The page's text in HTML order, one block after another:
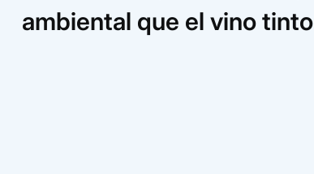
ambiental que el vino tinto